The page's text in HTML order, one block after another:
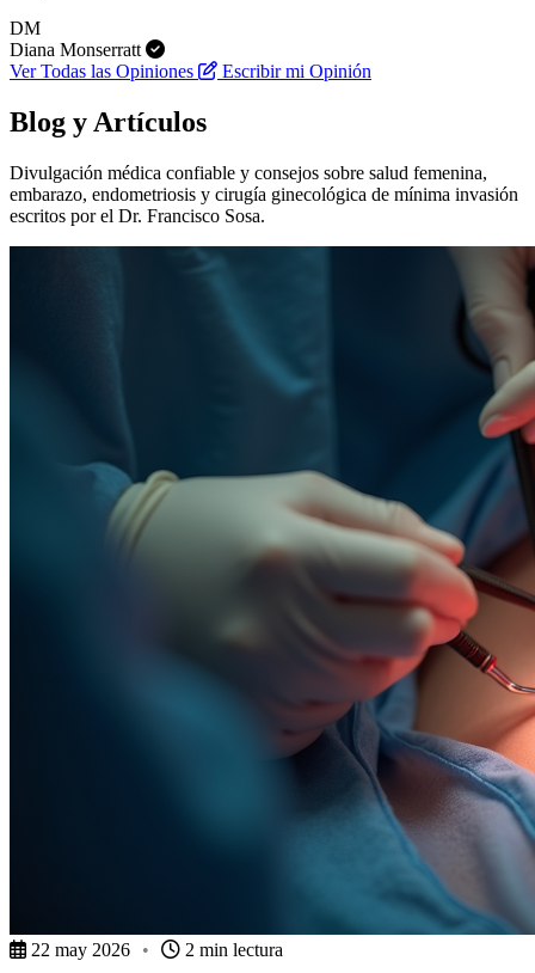
DM
Diana Monserratt
Ver Todas las Opiniones
Escribir mi Opinión
Blog y Artículos
Divulgación médica confiable y consejos sobre salud femenina,
embarazo, endometriosis y cirugía ginecológica de mínima invasión
escritos por el Dr. Francisco Sosa.
22 may 2026 • 2 min lectura